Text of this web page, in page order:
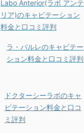
Labo Anterior(ラボ アンテ
リア)のキャビテーション
料金と口コミ評判
ラ・パルレのキャビテー
ション料金と口コミ評判
ドクターシーラボのキャ
ビテーション料金と口コ
ミ評判